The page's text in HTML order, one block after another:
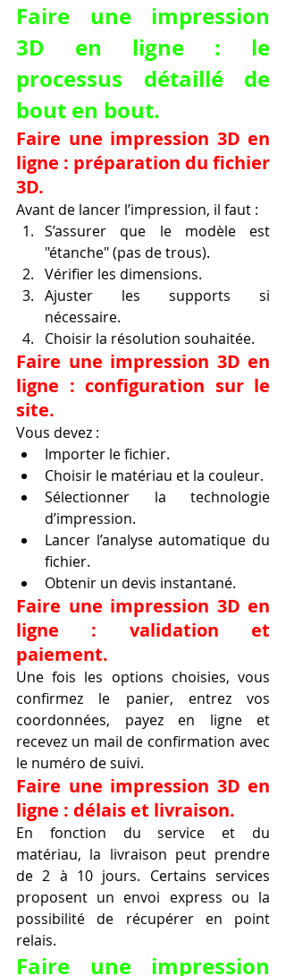
Faire une impression
3D en ligne : le
processus détaillé de
bout en bout.
Faire une impression 3D en
ligne : préparation du fichier
3D.
Avant de lancer l’impression, il faut :
S’assurer que le modèle est
"étanche" (pas de trous).
Vérifier les dimensions.
Ajuster les supports si
nécessaire.
Choisir la résolution souhaitée.
Faire une impression 3D en
ligne : configuration sur le
site.
Vous devez :
Importer le fichier.
Choisir le matériau et la couleur.
Sélectionner la technologie
d’impression.
Lancer l’analyse automatique du
fichier.
Obtenir un devis instantané.
Faire une impression 3D en
ligne : validation et
paiement.
Une fois les options choisies, vous
confirmez le panier, entrez vos
coordonnées, payez en ligne et
recevez un mail de confirmation avec
le numéro de suivi.
Faire une impression 3D en
ligne : délais et livraison.
En fonction du service et du
matériau, la livraison peut prendre
de 2 à 10 jours. Certains services
proposent un envoi express ou la
possibilité de récupérer en point
relais.
Faire une impression